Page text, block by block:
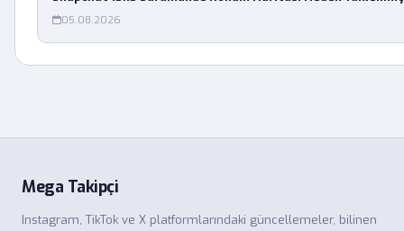
05.08.2026
Mega Takipçi
Instagram, TikTok ve X platformlarındaki güncellemeler, bilinen